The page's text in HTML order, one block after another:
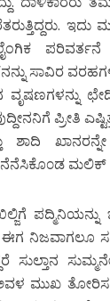
ಸಾವಿರ
ಪ್ರೀತಿ
ಶಾದಿ
ಮಲಿಕ್
ಖಿಲ್ಜಿಗೆ
ನಿಜವಾಗಲೂ
ಸುಲ್ತಾನ
ಮುಖ